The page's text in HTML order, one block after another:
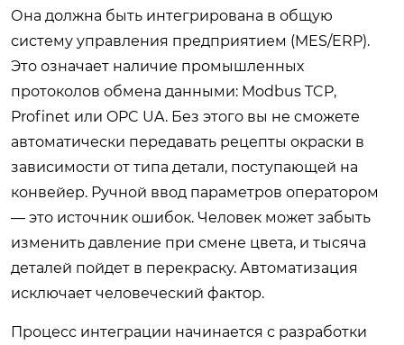
Она должна быть интегрирована в общую
систему управления предприятием (MES/ERP).
Это означает наличие промышленных
протоколов обмена данными: Modbus TCP,
Profinet или OPC UA. Без этого вы не сможете
автоматически передавать рецепты окраски в
зависимости от типа детали, поступающей на
конвейер. Ручной ввод параметров оператором
— это источник ошибок. Человек может забыть
изменить давление при смене цвета, и тысяча
деталей пойдет в перекраску. Автоматизация
исключает человеческий фактор.
Процесс интеграции начинается с разработки